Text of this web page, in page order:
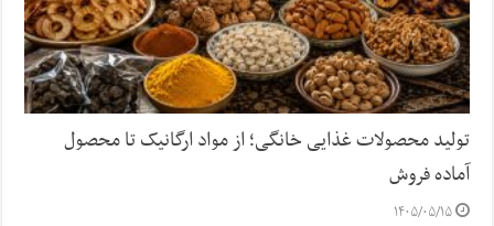
تولید محصولات غذایی خانگی؛ از مواد ارگانیک تا محصول
آماده فروش
۱۴۰۵/۰۵/۱۵